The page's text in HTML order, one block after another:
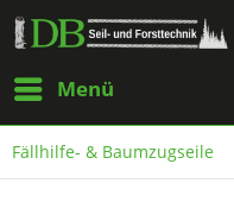
Menü
Fällhilfe- & Baumzugseile